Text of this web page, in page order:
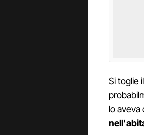
Si toglie
lo aveva